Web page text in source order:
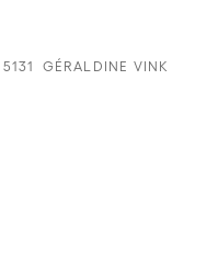
5131 GÉRALDINE VINK